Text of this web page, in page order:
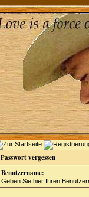
Passwort vergessen
Benutzername:
Geben Sie hier Ihren